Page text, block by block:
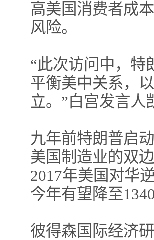
高美国消费者成
风险。
“此次访问中，特
平衡美中关系，
立。”白宫发言人
九年前特朗普启
美国制造业的双
2017年美国对华
今年有望降至
彼得森国际经济